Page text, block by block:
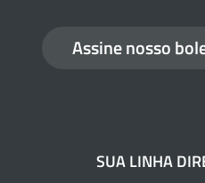
Assine nosso
SUA LINHA